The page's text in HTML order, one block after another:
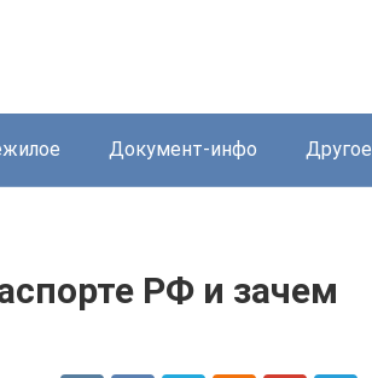
Документ-инфо Другое
РФ и зачем